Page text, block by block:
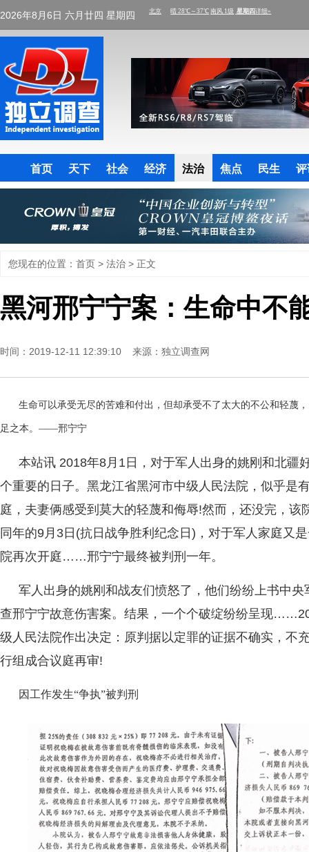
2026年8月6日 六月廿四 星期四
首页 天下 社会 经济 法治 焦点 民生
您现在的位置： 首页 > 法治 > 正文
黑河邢宁宁案：生命中不
时间：2019-12-11 12:39:10 来源： 独立调查网
生命可以承受无尽的苦难和付出，但却承受不了太大的不公和轻蔑
足之本。——邢宁宁
本站讯 2018年8月1日，对于军人出身的姚刚和北疆
个重要的日子。黑龙江省黑河市中级人民法院，似乎是
庭，夫妻俩感受到莫大的轻蔑和侮辱!然而，还没完，该
同年的9月3日(抗日战争胜利纪念日)，对于军人家庭又
院再次开庭……邢宁宁最终被判刑一年。
军人出身的姚刚和战友们愤怒了，他们纷纷上书中
查邢宁宁故意伤害案。结果，一个个破绽纷纷呈现
级人民法院作出决定：原判据以定罪的证据不确实，不
行组成合议庭再审!
因工作发生“争执”被判刑